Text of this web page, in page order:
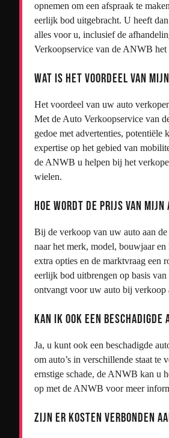
opnemen om een afspraak te
eerlijk bod uitgebracht. U heeft
alles voor u, inclusief de
Verkoopservice van de ANWB
Wat is het voordeel van
Het voordeel van uw auto
Met de Auto Verkoopservice van
gedoe met advertenties,
expertise op het gebied van
de ANWB u helpen bij het
wielen.
Hoe wordt de prijs van mijn
Bij de verkoop van uw auto aan
naar het merk, model, bouwjaar
extra opties en de marktvraag een
eerlijk bod uitbrengen op basis
ontvangt voor uw auto bij verkoop
Kan ik ook een beschadigde
Ja, u kunt ook een beschadigde
om auto’s in verschillende staat
ernstige schade, de ANWB kan u
op met de ANWB voor meer
Zijn er kosten verbonden